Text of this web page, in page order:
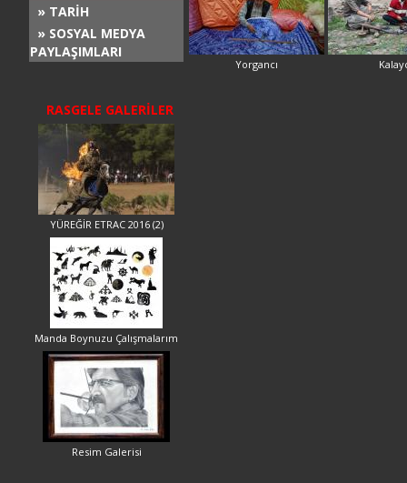
» TARİH
» SOSYAL MEDYA
PAYLAŞIMLARI
RASGELE GALERİLER
YÜREĞİR ETRAC 2016 (2)
Manda Boynuzu Çalışmalarım
Resim Galerisi
Yorgancı